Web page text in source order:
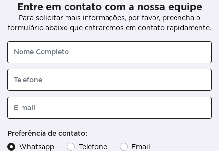
Entre em contato com a nossa equipe
Para solicitar mais informações, por favor, preencha o
formulário abaixo que entraremos em contato rapidamente.
Preferência de contato:
Whatsapp
Telefone Email